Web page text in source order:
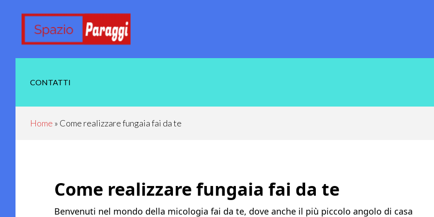
secondary
CONTATTI
Home » Come realizzare fungaia fai da te
Come realizzare fungaia fai da te
Benvenuti nel mondo della micologia fai da te, dove anche il più piccolo angolo di casa